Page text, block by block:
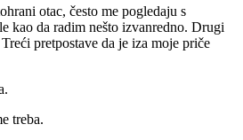
otac, često me pogledaju s
kao da radim nešto izvanredno. Drugi
pretpostave da je iza moje priče
treba.